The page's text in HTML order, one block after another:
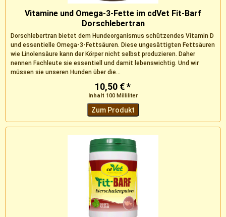
Vitamine und Omega-3-Fette im cdVet Fit-Barf
Dorschlebertran
Dorschlebertran bietet dem Hundeorganismus schützendes Vitamin D
und essentielle Omega-3-Fettsäuren. Diese ungesättigten Fettsäuren
wie Linolensäure kann der Körper nicht selbst produzieren. Daher
nennen Fachleute sie essentiell und damit lebenswichtig. Und wir
müssen sie unseren Hunden über die...
10,50 € *
Inhalt 100 Milliliter
Zum Produkt